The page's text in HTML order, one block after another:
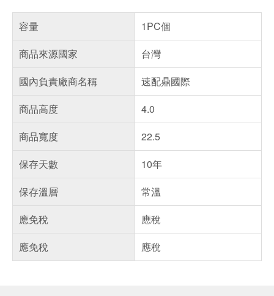
容量
1PC個
商品來源國家
台灣
國內負責廠商名稱
速配鼎國際
商品高度
4.0
商品寬度
22.5
保存天數
10年
保存溫層
常溫
應免稅
應稅
應免稅
應稅